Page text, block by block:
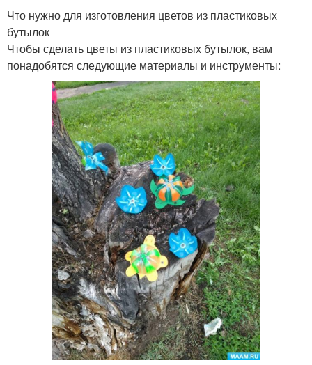
Что нужно для изготовления цветов из пластиковых
бутылок
Чтобы сделать цветы из пластиковых бутылок, вам
понадобятся следующие материалы и инструменты: